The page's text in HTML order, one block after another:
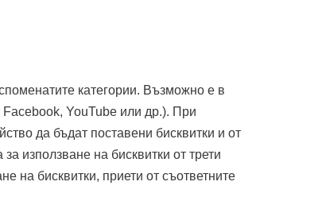
категории. Възможно е в
YouTube или др.). При
да бъдат поставени бисквитки и от
използване на бисквитки от трети
на бисквитки, приети от съответните